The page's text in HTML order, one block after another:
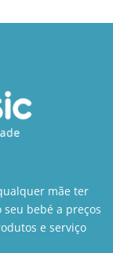
mãe ter
bebé a preços
e serviço